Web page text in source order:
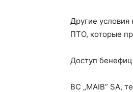
Другие
ПТО, которые
Доступ
BC „MAIB” SA,